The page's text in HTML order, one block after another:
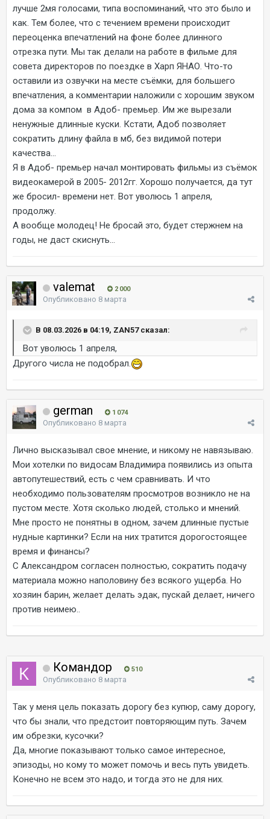
лучше 2мя голосами, типа воспоминаний, что это было и
как. Тем более, что с течением времени происходит
переоценка впечатлений на фоне более длинного
отрезка пути. Мы так делали на работе в фильме для
совета директоров по поездке в Харп ЯНАО. Что-то
оставили из озвучки на месте съёмки, для большего
впечатления, а комментарии наложили с хорошим звуком
дома за компом в Адоб- премьер. Им же вырезали
ненужные длинные куски. Кстати, Адоб позволяет
сократить длину файла в мб, без видимой потери
качества...
Я в Адоб- премьер начал монтировать фильмы из съёмок
видеокамерой в 2005- 2012гг. Хорошо получается, да тут
же бросил- времени нет. Вот уволюсь 1 апреля,
продолжу.
А вообще молодец! Не бросай это, будет стержнем на
годы, не даст скиснуть...
valemat 2 000
Опубликовано 8 марта
В 08.03.2026 в 04:19, ZAN57 сказал:
Вот уволюсь 1 апреля,
Другого числа не подобрал.
german 1 074
Опубликовано 8 марта
Лично высказывал свое мнение, и никому не навязываю.
Мои хотелки по видосам Владимира появились из опыта
автопутешествий, есть с чем сравнивать. И что
необходимо пользователям просмотров возникло не на
пустом месте. Хотя сколько людей, столько и мнений.
Мне просто не понятны в одном, зачем длинные пустые
нудные картинки? Если на них тратится дорогостоящее
время и финансы?
С Александром согласен полностью, сократить подачу
материала можно наполовину без всякого ущерба. Но
хозяин барин, желает делать эдак, пускай делает, ничего
против неимею..
Командор 510
Опубликовано 8 марта
Так у меня цель показать дорогу без купюр, саму дорогу,
что бы знали, что предстоит повторяющим путь. Зачем
им обрезки, кусочки?
Да, многие показывают только самое интересное,
эпизоды, но кому то может помочь и весь путь увидеть.
Конечно не всем это надо, и тогда это не для них.